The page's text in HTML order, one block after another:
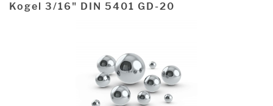
Kogel 3/16" DIN 5401 GD-20